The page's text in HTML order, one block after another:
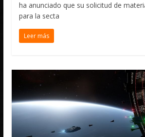
ha anunciado que su solicitud de
para la secta
Leer más